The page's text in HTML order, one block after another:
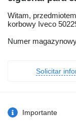
Witam,
korbowy Iveco
Numer
Solicitar
Importante